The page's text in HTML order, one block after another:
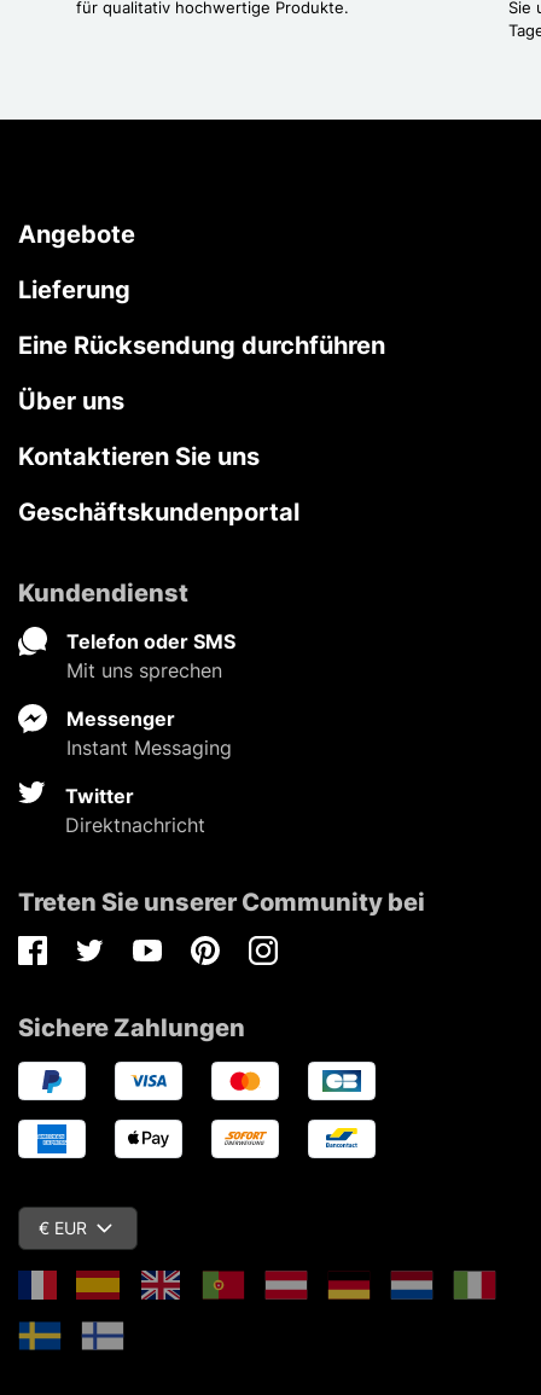
für qualitativ hochwertige Produkte.
Sie
Angebote
Lieferung
Eine Rücksendung durchführen
Über uns
Kontaktieren Sie uns
Geschäftskundenportal
Kundendienst
Telefon oder SMS
Mit uns sprechen
Messenger
Instant Messaging
Twitter
Direktnachricht
Treten Sie unserer Community bei
FacebookTwitterYoutubePinterestInstagram
Sichere Zahlungen
€ EUR